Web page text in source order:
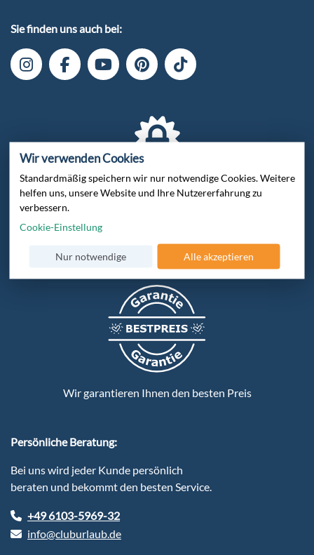
Sie finden uns auch bei:
Verschlüsselte Datenübertragung
Zertifiziert von Trusted Shops
Wir garantieren Ihnen den besten Preis
Persönliche Beratung:
Bei uns wird jeder Kunde persönlich
beraten und bekommt den besten Service.
+49 6103-5969-32
info@cluburlaub.de
Wir verwenden Cookies
Standardmäßig speichern wir nur notwendige Cookies. Weitere
helfen uns, unsere Website und Ihre Nutzererfahrung zu
verbessern.
Cookie-Einstellung
Nur notwendige Alle akzeptieren